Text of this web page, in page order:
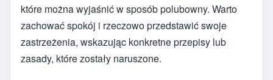
które można wyjaśnić w sposób polubowny. Warto
zachować spokój i rzeczowo przedstawić swoje
zastrzeżenia, wskazując konkretne przepisy lub
zasady, które zostały naruszone.